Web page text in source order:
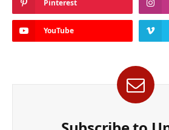
Pinterest
YouTube